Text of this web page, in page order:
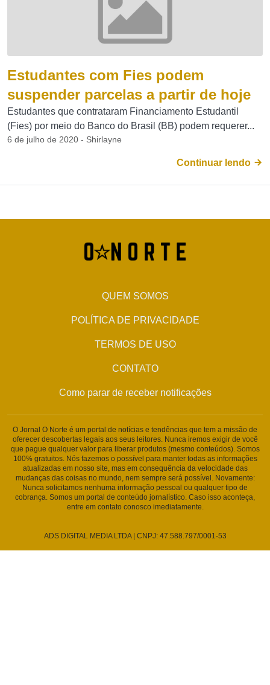
Estudantes com Fies podem
suspender parcelas a partir de hoje
Estudantes que contrataram Financiamento Estudantil
(Fies) por meio do Banco do Brasil (BB) podem requerer...
6 de julho de 2020 - Shirlayne
Continuar lendo
QUEM SOMOS
POLÍTICA DE PRIVACIDADE
TERMOS DE USO
CONTATO
Como parar de receber notificações
O Jornal O Norte é um portal de notícias e tendências que tem a missão de
oferecer descobertas legais aos seus leitores. Nunca iremos exigir de você
que pague qualquer valor para liberar produtos (mesmo conteúdos). Somos
100% gratuitos. Nós fazemos o possível para manter todas as informações
atualizadas em nosso site, mas em consequência da velocidade das
mudanças das coisas no mundo, nem sempre será possível. Novamente:
Nunca solicitamos nenhuma informação pessoal ou qualquer tipo de
cobrança. Somos um portal de conteúdo jornalístico. Caso isso aconteça,
entre em contato conosco imediatamente.
ADS DIGITAL MEDIA LTDA | CNPJ: 47.588.797/0001-53